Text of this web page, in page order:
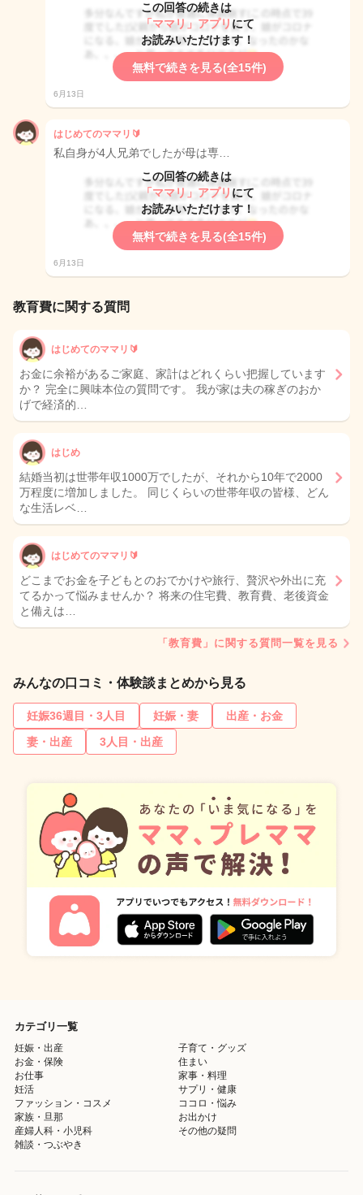
この回答の続きは
「ママリ」アプリ にて
お読みいただけます！
無料で続きを見る(全15件)
6月13日
はじめてのママリ🔰
私自身が4人兄弟でしたが母は専…
この回答の続きは
「ママリ」アプリ にて
お読みいただけます！
無料で続きを見る(全15件)
6月13日
教育費に関する質問
はじめてのママリ🔰
お金に余裕があるご家庭、家計はどれくらい把握しています
か？ 完全に興味本位の質問です。 我が家は夫の稼ぎのおか
げで経済的…
はじめ
結婚当初は世帯年収1000万でしたが、それから10年で2000
万程度に増加しました。 同じくらいの世帯年収の皆様、どん
な生活レベ…
はじめてのママリ🔰
どこまでお金を子どもとのおでかけや旅行、贅沢や外出に充
てるかって悩みませんか？ 将来の住宅費、教育費、老後資金
と備えは…
「教育費」に関する質問一覧を見る
みんなの口コミ・体験談まとめから見る
妊娠36週目・3人目 妊娠・妻
出産・お金
妻・出産
3人目・出産
カテゴリ一覧
妊娠・出産
子育て・グッズ
お金・保険
住まい
お仕事
家事・料理
妊活
サプリ・健康
ファッション・コスメ
ココロ・悩み
家族・旦那
お出かけ
産婦人科・小児科
その他の疑問
雑談・つぶやき